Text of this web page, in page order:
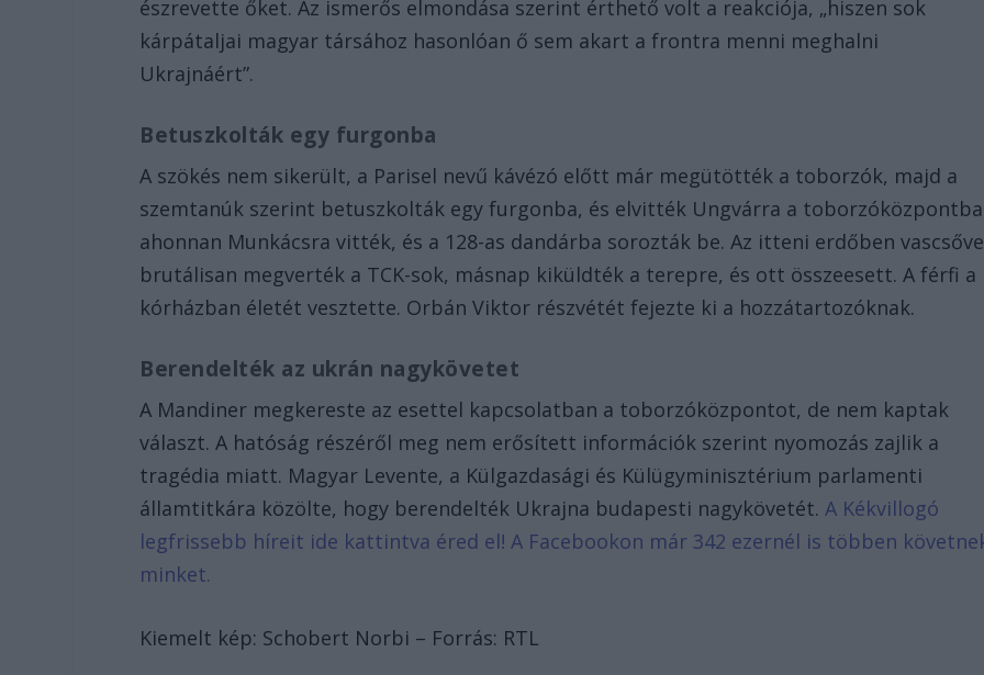
észrevette őket. Az ismerős elmondása szerint érthető volt a reakciója, „hiszen sok
kárpátaljai magyar társához hasonlóan ő sem akart a frontra menni meghalni
Ukrajnáért”.
Betuszkolták egy furgonba
A szökés nem sikerült, a Parisel nevű kávézó előtt már megütötték a toborzók, majd a
szemtanúk szerint betuszkolták egy furgonba, és elvitték Ungvárra a
ahonnan Munkácsra vitték, és a 128-as dandárba sorozták be. Az itteni erdőben
brutálisan megverték a TCK-sok, másnap kiküldték a terepre, és ott összeesett. A férfi a
kórházban életét vesztette. Orbán Viktor részvétét fejezte ki a hozzátartozóknak.
Berendelték az ukrán nagykövetet
A Mandiner megkereste az esettel kapcsolatban a toborzóközpontot, de nem kaptak
választ. A hatóság részéről meg nem erősített információk szerint nyomozás zajlik a
tragédia miatt. Magyar Levente, a Külgazdasági és Külügyminisztérium parlamenti
államtitkára közölte, hogy berendelték Ukrajna budapesti nagykövetét. A Kékvillogó
legfrissebb híreit ide kattintva éred el! A Facebookon már 342 ezernél is többen
minket.
Kiemelt kép: Schobert Norbi – Forrás: RTL